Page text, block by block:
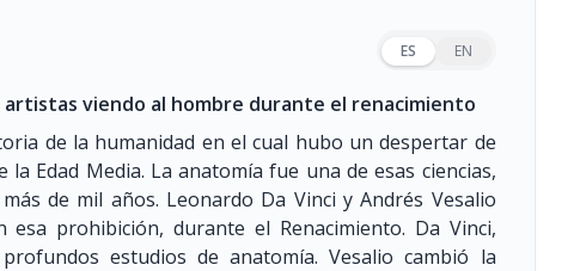
ES EN
artistas viendo al hombre durante el renacimiento
de la humanidad en el cual hubo un despertar de
Edad Media. La anatomía fue una de esas ciencias,
de mil años. Leonardo Da Vinci y Andrés Vesalio
prohibición, durante el Renacimiento. Da Vinci,
estudios de anatomía. Vesalio cambió la